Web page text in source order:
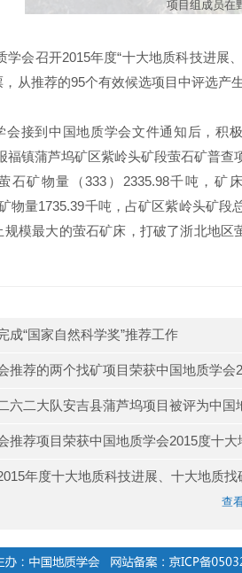
项目组成员
学会召开2015年度“十大地质科技进展
从推荐的95个有效候选项目中评选产
会接到中国地质学会文件通知后，积
福镇蒲芦坞矿区紫岭头矿段萤石矿普查
石矿物量（333）2335.98千吨，矿
物量1735.39千吨，占矿区紫岭头矿
规模最大的萤石矿床，打破了浙北地
成“国家自然科学奖”推荐工作
推荐的两个找矿项目荣获中国地质学会
六二大队安吉县蒲芦坞项目被评为中国
推荐项目荣获中国地质学会2015度十大
年度十大地质科技进展、十大地质
查